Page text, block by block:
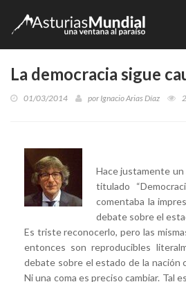
La democracia sigue
01/03/2014 por Ignacio Arias Díaz
Hace justamente
titulado
comentaba la
debate sobre el
Es triste reconocerlo, pero las
entonces son reproducibles
debate sobre el estado de la nación
Ni una coma es preciso cambiar. Tal